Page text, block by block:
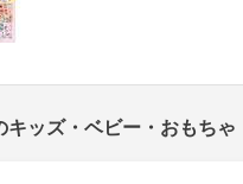
キッズ・ベビー・おもちゃ